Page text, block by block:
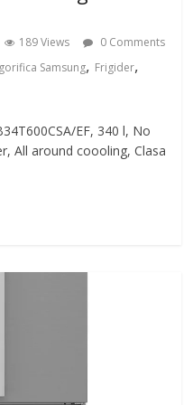
189 Views
0 Comments
Samsung, Frigider,
EF, 340 l, No
All around coooling, Clasa